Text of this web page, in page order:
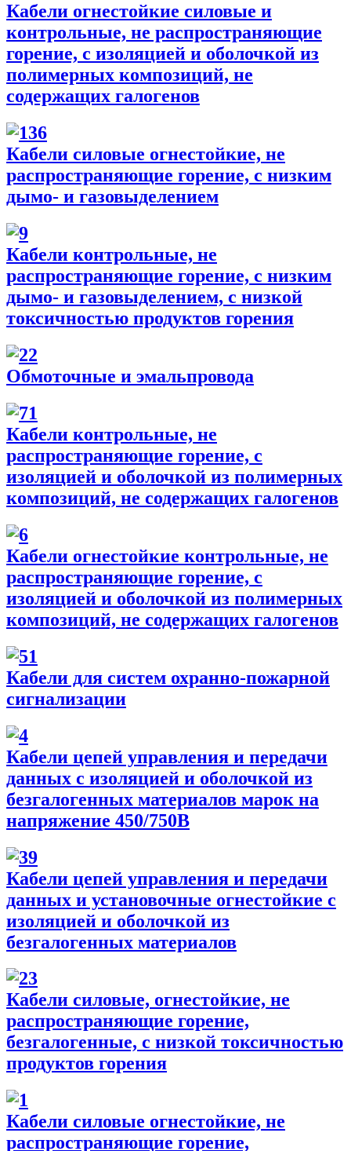
Кабели огнестойкие силовые и
контрольные, не распространяющие
горение, с изоляцией и оболочкой из
полимерных композиций, не
содержащих галогенов
Кабели силовые огнестойкие, не
распространяющие горение, с низким
дымо- и газовыделением
Кабели контрольные, не
распространяющие горение, с низким
дымо- и газовыделением, с низкой
токсичностью продуктов горения
Обмоточные и эмальпровода
Кабели контрольные, не
распространяющие горение, с
изоляцией и оболочкой из полимерных
композиций, не содержащих галогенов
Кабели огнестойкие контрольные, не
распространяющие горение, с
изоляцией и оболочкой из полимерных
композиций, не содержащих галогенов
Кабели для систем охранно-пожарной
сигнализации
Кабели цепей управления и передачи
данных с изоляцией и оболочкой из
безгалогенных материалов марок на
напряжение 450/750В
Кабели цепей управления и передачи
данных и установочные огнестойкие с
изоляцией и оболочкой из
безгалогенных материалов
Кабели силовые, огнестойкие, не
распространяющие горение,
безгалогенные, с низкой токсичностью
продуктов горения
Кабели силовые огнестойкие, не
распространяющие горение,